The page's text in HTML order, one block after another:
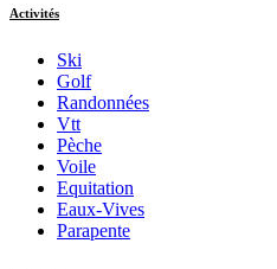
Activités
Ski
Golf
Randonnées
Vtt
Pèche
Voile
Equitation
Eaux-Vives
Parapente